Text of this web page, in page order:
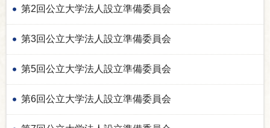
第2回公立大学法人設立準備委員会
第3回公立大学法人設立準備委員会
第5回公立大学法人設立準備委員会
第6回公立大学法人設立準備委員会